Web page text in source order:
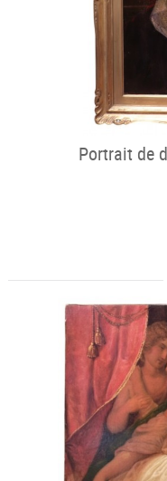
Portrait de